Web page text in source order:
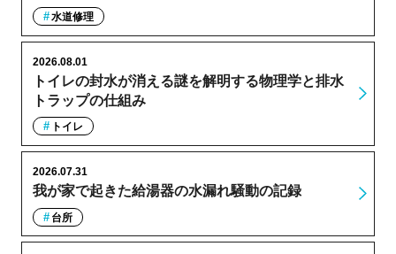
水道修理
トイレの封水が消える謎を解明する物理学と排水
トラップの仕組み
2026.08.01
トイレ
我が家で起きた給湯器の水漏れ騒動の記録
2026.07.31
台所